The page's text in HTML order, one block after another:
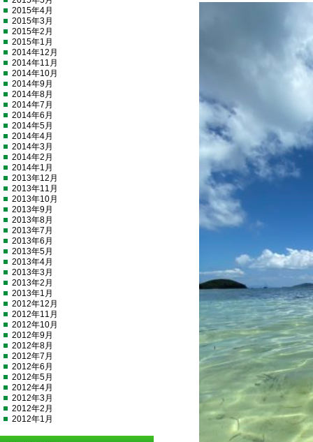
2015年4月
2015年3月
2015年2月
2015年1月
2014年12月
2014年11月
2014年10月
2014年9月
2014年8月
2014年7月
2014年6月
2014年5月
2014年4月
2014年3月
2014年2月
2014年1月
2013年12月
2013年11月
2013年10月
2013年9月
2013年8月
2013年7月
2013年6月
2013年5月
2013年4月
2013年3月
2013年2月
2013年1月
2012年12月
2012年11月
2012年10月
2012年9月
2012年8月
2012年7月
2012年6月
2012年5月
2012年4月
2012年3月
2012年2月
2012年1月